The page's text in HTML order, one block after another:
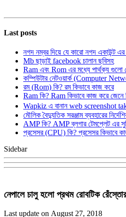
Last posts
নগদ নম্বর দিয়ে যে কারো নগদ একাউন্ট
Mb ছাড়াই facebook চালান ছবিসহ
Ram এবং Rom এর মধ্যে পার্থক্য গুলো
কম্পিউটার নেটওয়ার্ক (Computer
রম (Rom) কি? রম কিভাবে কাজ করে
Ram কি? Ram কিভাবে কাজ করে জেনে
Wapkiz এ বানান web screenshot
মৌলিক বৈদ্যুতিক সরঞ্জাম ব্যবহারের
AMP কি? AMP ব্লগার টেমপ্লেট এর
প্রসেসর (CPU) কি? প্রসেসর কিভাবে
Sidebar
নেপালে চালু হলো প্রথম রোবটিক
Last update on August 27, 2018